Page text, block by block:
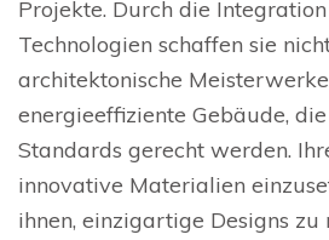
Projekte. Durch die
Technologien schaffen sie
architektonische
energieeffiziente Gebäude,
Standards gerecht werden.
innovative Materialien
ihnen, einzigartige Designs zu